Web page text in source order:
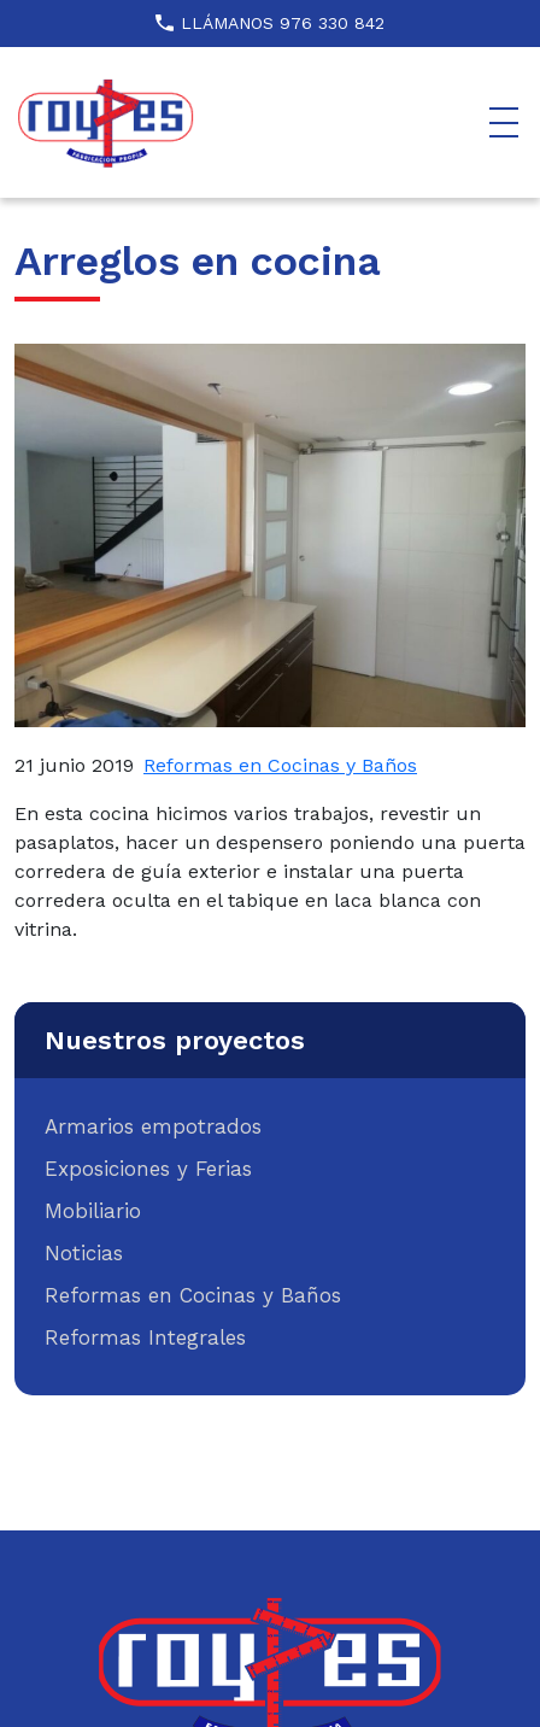
LLÁMANOS 976 330 842
Arreglos en cocina
21 junio 2019 Reformas en Cocinas y Baños
En esta cocina hicimos varios trabajos, revestir un
pasaplatos, hacer un despensero poniendo una puerta
corredera de guía exterior e instalar una puerta
corredera oculta en el tabique en laca blanca con
vitrina.
Nuestros proyectos
Armarios empotrados
Exposiciones y Ferias
Mobiliario
Noticias
Reformas en Cocinas y Baños
Reformas Integrales